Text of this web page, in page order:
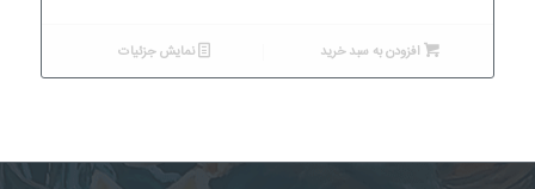
افزودن به سبد خرید نمایش جزئیات